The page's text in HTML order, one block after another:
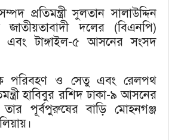
প্রতিমন্ত্রী সুলতান সালাউদ্দিন
দলের (বিএনপি)
এবং টাঙ্গাইল-৫ আসনের সংসদ
পরিবহণ ও সেতু এবং রেলপথ
হাবিবুর রশিদ ঢাকা-৯ আসনের
পূর্বপুরুষের বাড়ি মোহনগঞ্জ